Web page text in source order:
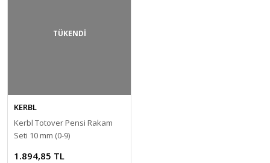
TÜKENDİ
KERBL
Kerbl Totover Pensi Rakam
Seti 10 mm (0-9)
1.894,85 TL